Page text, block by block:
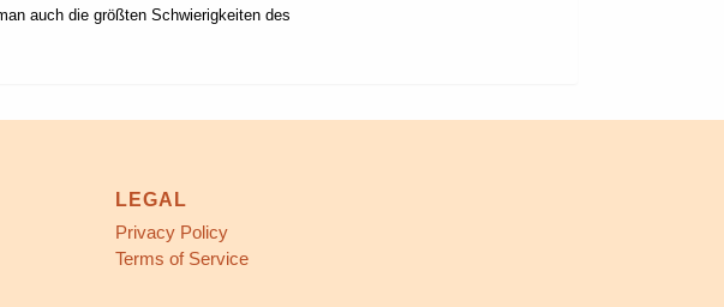
auch die größten Schwierigkeiten des
LEGAL
Privacy Policy
Terms of Service